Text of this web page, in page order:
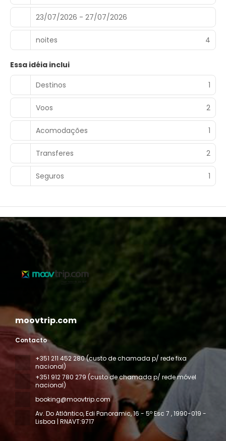
23/07/2026 - 27/07/2026
noites 4
Essa idéia inclui
Destinos
1
Voos 2
Acomodações 1
Transferes 2
Seguros 1
moovtrip.com
Contacto
+351 211 452 280 (custo de chamada p/ rede fixa
nacional)
+351 912 780 279 (custo de chamada p/ rede móvel
nacional)
booking@moovtrip.com
Av. Do Atlântico, Edi Panoramic, 16 - 5º Esc 7 , 1990-019 -
Lisboa | RNAVT:9717